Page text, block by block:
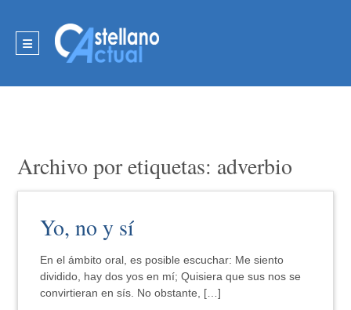
Archivo por etiquetas: adverbio
Yo, no y sí
En el ámbito oral, es posible escuchar: Me siento
dividido, hay dos yos en mí; Quisiera que sus nos se
convirtieran en sís. No obstante, […]